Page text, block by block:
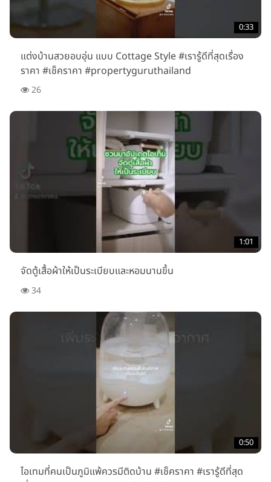
0:33
แต่งบ้านสวยอบอุ่น แบบ Cottage Style #เรารู้ดีที่สุดเรื่อง
ราคา #เช็คราคา #propertyguruthailand
26
1:01
จัดตู้เสื้อผ้าให้เป็นระเบียบและหอมนานขึ้น
34
0:50
ไอเทมที่คนเป็นภูมิแพ้ควรมีติดบ้าน #เช็คราคา #เรารู้ดีที่สุด